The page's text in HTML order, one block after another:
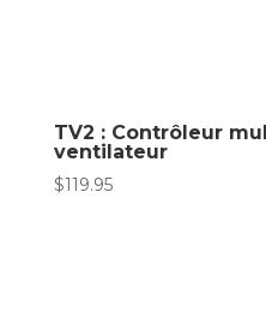
TV2 : Contrôleur
ventilateur
$119.95